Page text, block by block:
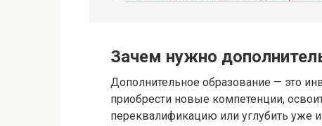
Зачем нужно
Дополнительное образование — это
приобрести новые компетенции,
переквалификацию или углубить уже